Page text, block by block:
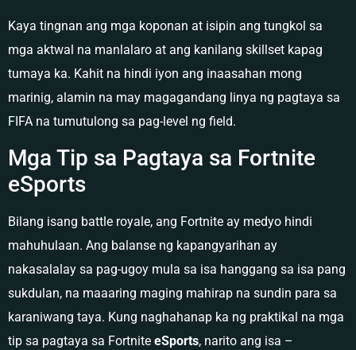
Kaya tingnan ang mga koponan at isipin ang tungkol sa
mga aktwal na manlalaro at ang kanilang skillset kapag
tumaya ka. Kahit na hindi iyon ang inaasahan mong
marinig, alamin na may magagandang linya ng pagtaya sa
FIFA na tumutulong sa pag-level ng field.
Mga Tip sa Pagtaya sa Fortnite
eSports
Bilang isang battle royale, ang Fortnite ay medyo hindi
mahuhulaan. Ang balanse ng kapangyarihan ay
nakasalalay sa pag-ugoy mula sa isa hanggang sa isa pang
sukdulan, na maaaring maging mahirap na sundin para sa
karaniwang taya. Kung naghahanap ka ng praktikal na mga
tip sa pagtaya sa Fortnite eSports, narito ang isa –